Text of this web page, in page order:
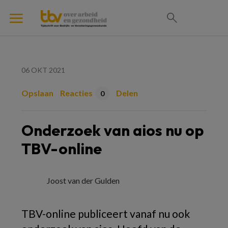
06 OKT 2021
Opslaan Reacties 0 Delen
Onderzoek van aios nu op
TBV-online
Joost van der Gulden
TBV-online publiceert vanaf nu ook